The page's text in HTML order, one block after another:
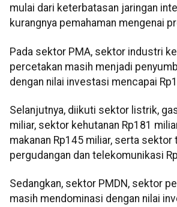
mulai dari keterbatasan jaringan
kurangnya pemahaman mengenai
Pada sektor PMA, sektor industri
percetakan masih menjadi
dengan nilai investasi mencapai
Selanjutnya, diikuti sektor listrik,
miliar, sektor kehutanan Rp181
makanan Rp145 miliar, serta sektor
pergudangan dan telekomunikasi
Sedangkan, sektor PMDN, sektor
masih mendominasi dengan nilai